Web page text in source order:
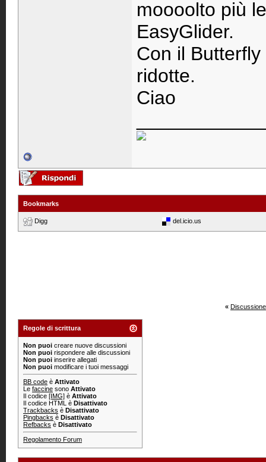
moooolto più
EasyGlider.
Con il
ridotte.
Ciao
Bookmarks
Digg del.icio.us
«
Regole di scrittura
Non puoi creare nuove discussioni
Non puoi rispondere alle discussioni
Non puoi inserire allegati
Non puoi modificare i tuoi messaggi
BB code è Attivato
Le faccine sono Attivato
Il codice [IMG] è Attivato
Il codice HTML è Disattivato
Trackbacks è Disattivato
Pingbacks è Disattivato
Refbacks è Disattivato
Regolamento Forum